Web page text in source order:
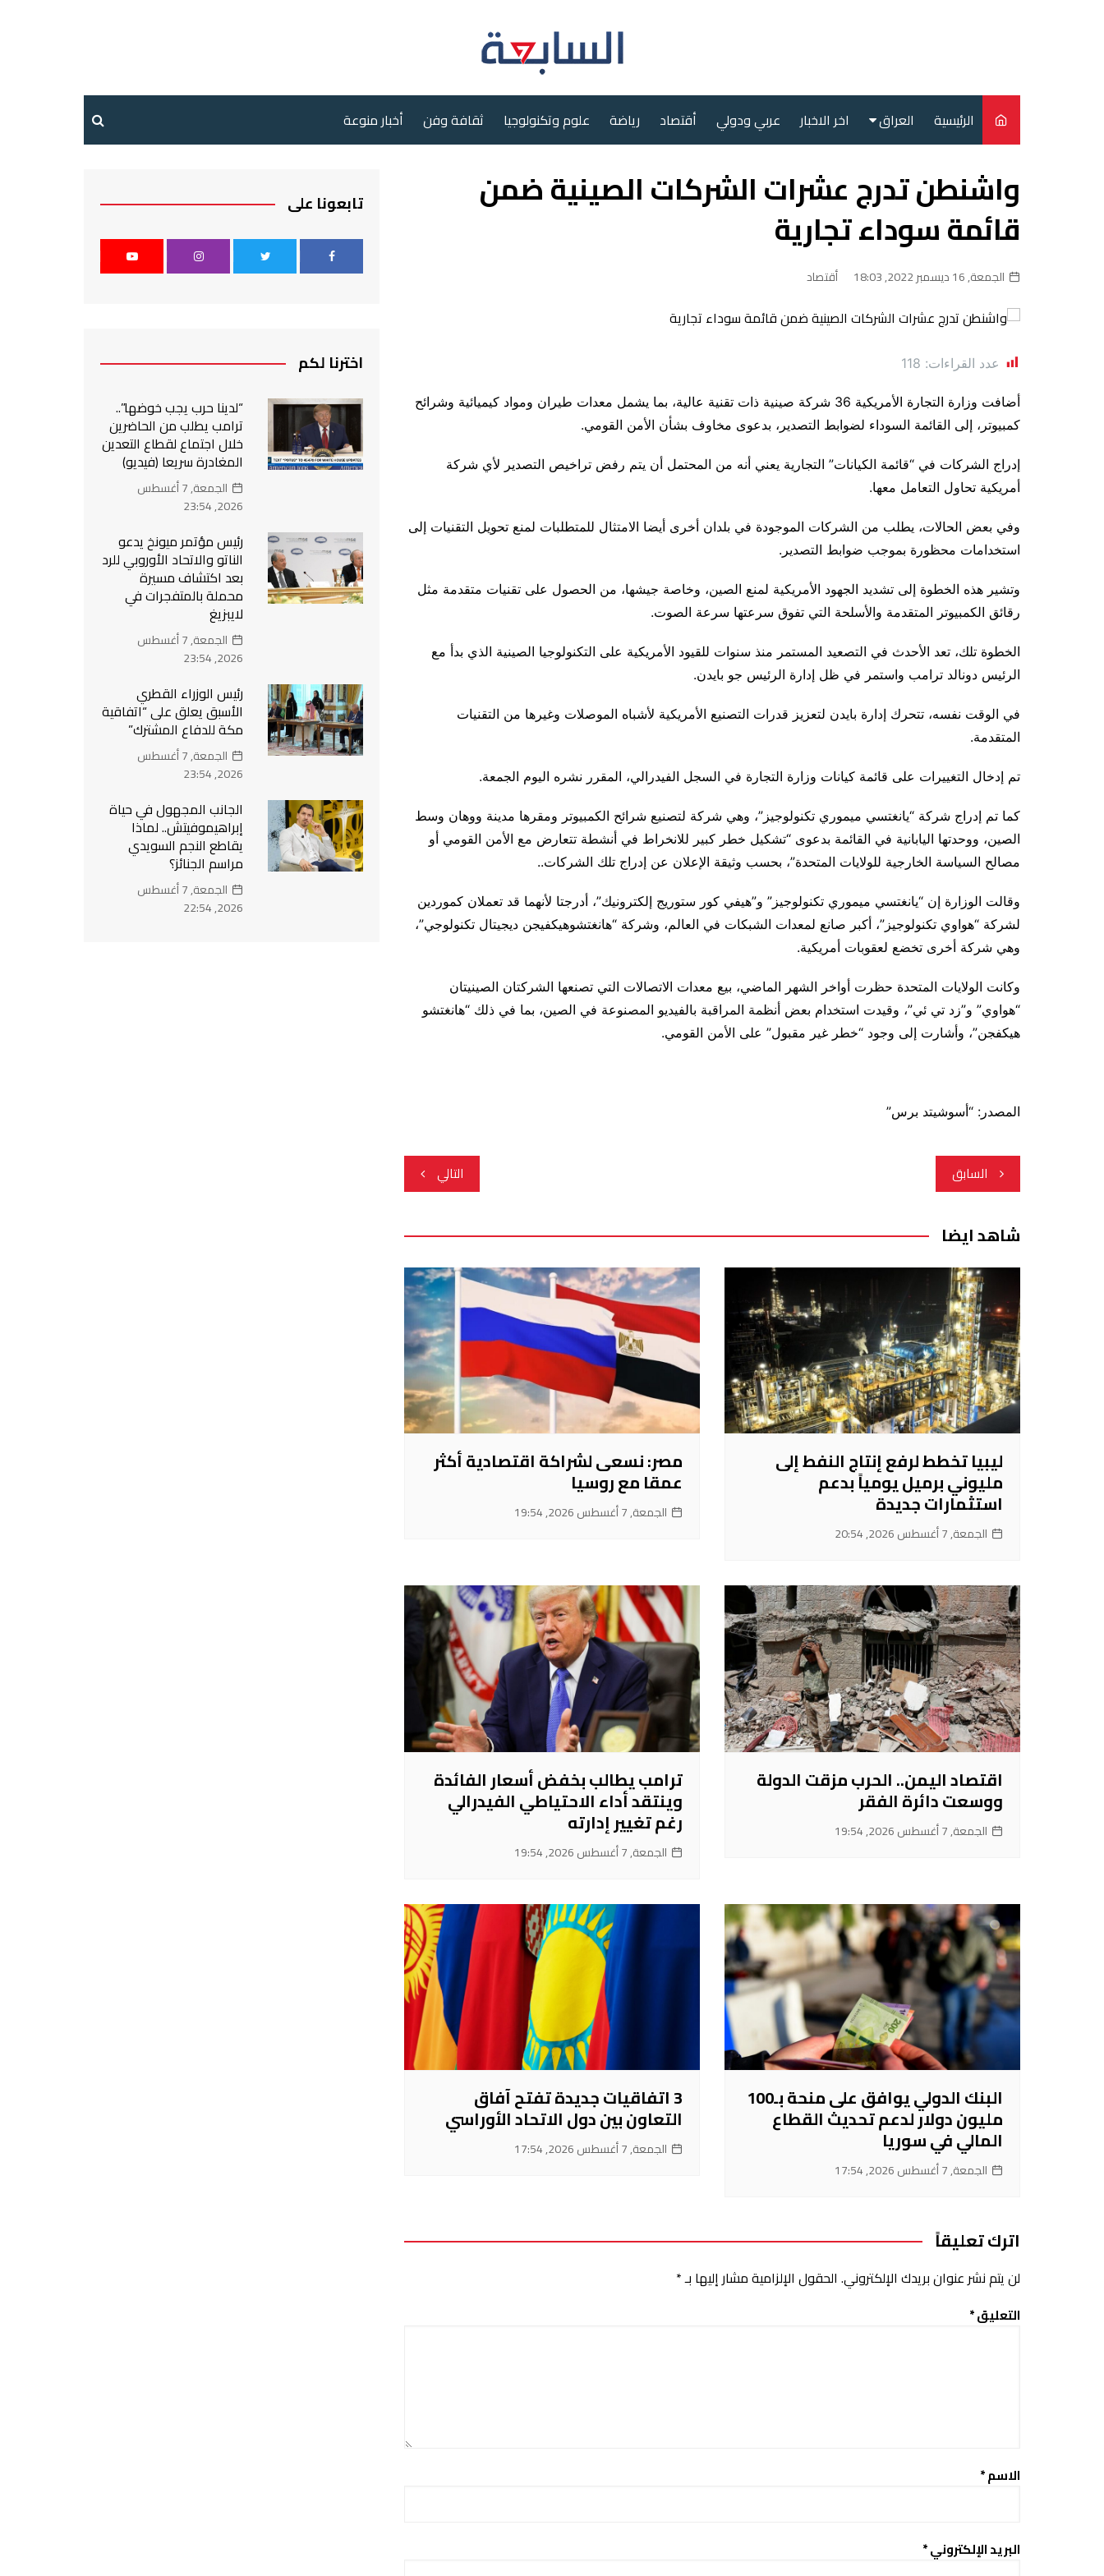
الرئيسية العراق
سياسة
محليات
اخر الاخبار عربي ودولي أقتصاد رياضة علوم وتكنولوجيا ثقافة وفن أخبار منوعة
واشنطن تدرج عشرات الشركات الصينية ضمن
قائمة سوداء تجارية
الجمعة, 16 ديسمبر 2022, 18:03 أقتصاد
عدد القراءات: 118
أضافت وزارة التجارة الأمريكية 36 شركة صينية ذات تقنية عالية، بما يشمل معدات طيران ومواد كيميائية وشرائح
كمبيوتر، إلى القائمة السوداء لضوابط التصدير، بدعوى مخاوف بشأن الأمن القومي.
إدراج الشركات في “قائمة الكيانات” التجارية يعني أنه من المحتمل أن يتم رفض تراخيص التصدير لأي شركة
أمريكية تحاول التعامل معها.
وفي بعض الحالات، يطلب من الشركات الموجودة في بلدان أخرى أيضا الامتثال للمتطلبات لمنع تحويل التقنيات إلى
استخدامات محظورة بموجب ضوابط التصدير.
وتشير هذه الخطوة إلى تشديد الجهود الأمريكية لمنع الصين، وخاصة جيشها، من الحصول على تقنيات متقدمة مثل
رقائق الكمبيوتر المتقدمة والأسلحة التي تفوق سرعتها سرعة الصوت.
الخطوة تلك، تعد الأحدث في التصعيد المستمر منذ سنوات للقيود الأمريكية على التكنولوجيا الصينية الذي بدأ مع
الرئيس دونالد ترامب واستمر في ظل إدارة الرئيس جو بايدن.
في الوقت نفسه، تتحرك إدارة بايدن لتعزيز قدرات التصنيع الأمريكية لأشباه الموصلات وغيرها من التقنيات
المتقدمة.
تم إدخال التغييرات على قائمة كيانات وزارة التجارة في السجل الفيدرالي، المقرر نشره اليوم الجمعة.
كما تم إدراج شركة “يانغتسي ميموري تكنولوجيز”، وهي شركة لتصنيع شرائح الكمبيوتر ومقرها مدينة ووهان وسط
الصين، ووحدتها اليابانية في القائمة بدعوى “تشكيل خطر كبير للانخراط في أنشطة تتعارض مع الأمن القومي أو
مصالح السياسة الخارجية للولايات المتحدة”، بحسب وثيقة الإعلان عن إدراج تلك الشركات..
وقالت الوزارة إن “يانغتسي ميموري تكنولوجيز” و”هيفي كور ستوريج إلكترونيك”، أدرجتا لأنهما قد تعملان كموردين
لشركة “هواوي تكنولوجيز”، أكبر صانع لمعدات الشبكات في العالم، وشركة “هانغتشوهيكفيجن ديجيتال تكنولوجي”،
وهي شركة أخرى تخضع لعقوبات أمريكية.
وكانت الولايات المتحدة حظرت أواخر الشهر الماضي، بيع معدات الاتصالات التي تصنعها الشركتان الصينيتان
“هواوي” و”زد تي ئي”، وقيدت استخدام بعض أنظمة المراقبة بالفيديو المصنوعة في الصين، بما في ذلك “هانغتشو
هيكفجن”، وأشارت إلى وجود “خطر غير مقبول” على الأمن القومي.
المصدر: “أسوشيتد برس”
تصفّح
المقالات
السابق التالي
شاهد ايضا
ليبيا تخطط لرفع إنتاج النفط إلى
مليوني برميل يومياً بدعم
استثمارات جديدة
الجمعة, 7 أغسطس 2026, 20:54
مصر: نسعى لشراكة اقتصادية أكثر
عمقا مع روسيا
الجمعة, 7 أغسطس 2026, 19:54
اقتصاد اليمن.. الحرب مزقت الدولة
ووسعت دائرة الفقر
الجمعة, 7 أغسطس 2026, 19:54
ترامب يطالب بخفض أسعار الفائدة
وينتقد أداء الاحتياطي الفيدرالي
رغم تغيير إدارته
الجمعة, 7 أغسطس 2026, 19:54
البنك الدولي يوافق على منحة بـ100
مليون دولار لدعم تحديث القطاع
المالي في سوريا
الجمعة, 7 أغسطس 2026, 17:54
3 اتفاقيات جديدة تفتح آفاق
التعاون بين دول الاتحاد الأوراسي
الجمعة, 7 أغسطس 2026, 17:54
اترك تعليقاً
لن يتم نشر عنوان بريدك الإلكتروني. الحقول الإلزامية مشار إليها بـ*
التعليق*
الاسم*
البريد الإلكتروني*
تابعونا على
اخترنا لكم
“لدينا حرب يجب خوضها”..
ترامب يطلب من الحاضرين
خلال اجتماع لقطاع التعدين
المغادرة سريعا (فيديو)
الجمعة, 7 أغسطس
2026, 23:54
رئيس مؤتمر ميونخ يدعو
الناتو والاتحاد الأوروبي للرد
بعد اكتشاف مسيرة
محملة بالمتفجرات في
لايبزيغ
الجمعة, 7 أغسطس
2026, 23:54
رئيس الوزراء القطري
الأسبق يعلق على “اتفاقية
مكة للدفاع المشترك”
الجمعة, 7 أغسطس
2026, 23:54
الجانب المجهول في حياة
إبراهيموفيتش.. لماذا
يقاطع النجم السويدي
مراسم الجنائز؟
الجمعة, 7 أغسطس
2026, 22:54